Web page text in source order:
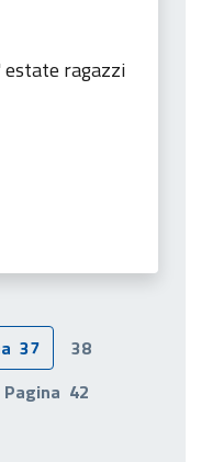
ragazzi
37
38
Pagina 42